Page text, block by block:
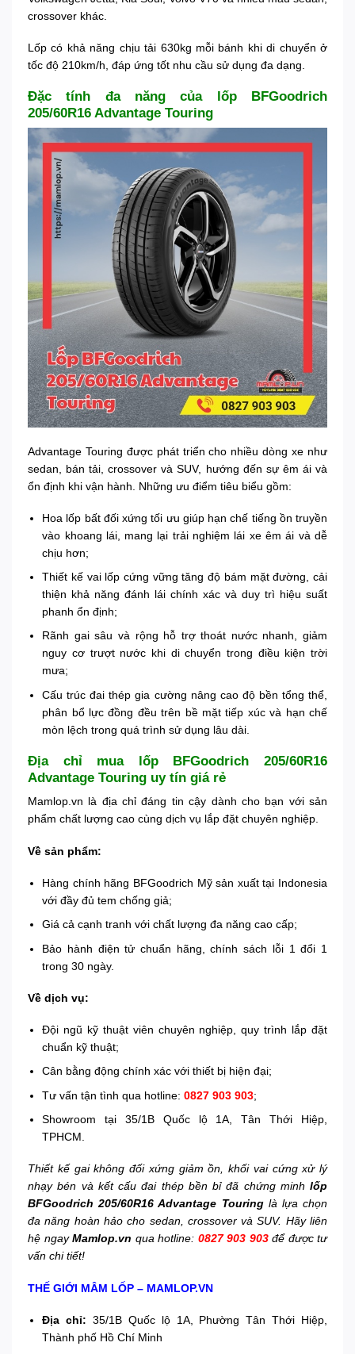
crossover khác.
Lốp có khả năng chịu tải 630kg mỗi bánh khi di chuyển ở
tốc độ 210km/h, đáp ứng tốt nhu cầu sử dụng đa dạng.
Đặc tính đa năng của lốp BFGoodrich
205/60R16 Advantage Touring
Advantage Touring được phát triển cho nhiều dòng xe như
sedan, bán tải, crossover và SUV, hướng đến sự êm ái và
ổn định khi vận hành. Những ưu điểm tiêu biểu gồm:
Hoa lốp bất đối xứng tối ưu giúp hạn chế tiếng ồn truyền
vào khoang lái, mang lại trải nghiệm lái xe êm ái và dễ
chịu hơn;
Thiết kế vai lốp cứng vững tăng độ bám mặt đường, cải
thiện khả năng đánh lái chính xác và duy trì hiệu suất
phanh ổn định;
Rãnh gai sâu và rộng hỗ trợ thoát nước nhanh, giảm
nguy cơ trượt nước khi di chuyển trong điều kiện trời
mưa;
Cấu trúc đai thép gia cường nâng cao độ bền tổng thể,
phân bổ lực đồng đều trên bề mặt tiếp xúc và hạn chế
mòn lệch trong quá trình sử dụng lâu dài.
Địa chỉ mua lốp BFGoodrich 205/60R16
Advantage Touring uy tín giá rẻ
Mamlop.vn là địa chỉ đáng tin cậy dành cho bạn với sản
phẩm chất lượng cao cùng dịch vụ lắp đặt chuyên nghiệp.
Về sản phẩm:
Hàng chính hãng BFGoodrich Mỹ sản xuất tại Indonesia
với đầy đủ tem chống giả;
Giá cả cạnh tranh với chất lượng đa năng cao cấp;
Bảo hành điện tử chuẩn hãng, chính sách lỗi 1 đổi 1
trong 30 ngày.
Về dịch vụ:
Đội ngũ kỹ thuật viên chuyên nghiệp, quy trình lắp đặt
chuẩn kỹ thuật;
Cân bằng động chính xác với thiết bị hiện đại;
Tư vấn tận tình qua hotline:0827 903 903;
Showroom tại 35/1B Quốc lộ 1A, Tân Thới Hiệp,
TPHCM.
Thiết kế gai không đối xứng giảm ồn, khối vai cứng xử lý
nhạy bén và kết cấu đai thép bền bỉ đã chứng minh lốp
BFGoodrich 205/60R16 Advantage Touringlà lựa chọn
đa năng hoàn hảo cho sedan, crossover và SUV. Hãy liên
hệ ngayMamlop.vn qua hotline: 0827 903 903 để được tư
vấn chi tiết!
THẾ GIỚI MÂM LỐP – MAMLOP.VN
Địa chỉ: 35/1B Quốc lộ 1A, Phường Tân Thới Hiệp,
Thành phố Hồ Chí Minh